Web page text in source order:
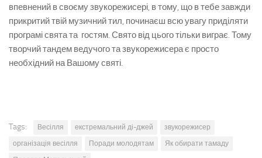
впевнений в своєму звукорежисері, в тому, що в тебе завжди
прикритий твій музичний тил, починаєш всю увагу приділяти
програмі свята та гостям. Свято від цього тільки виграє. Тому
творчий тандем ведучого та звукорежисера є просто
необхідний на Вашому святі.
Tags: Весілля екстремальний ді-джей
звукорежисер
організація весілля
Поради молодятам
Як обирати тамаду